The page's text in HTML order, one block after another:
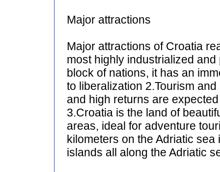
Major attractions
Major attractions of Croatia
most highly industrialized
block of nations, it has an
to liberalization 2.Tourism
and high returns are
3.Croatia is the land of
areas, ideal for adventure
kilometers on the Adriatic
islands all along the Adriatic